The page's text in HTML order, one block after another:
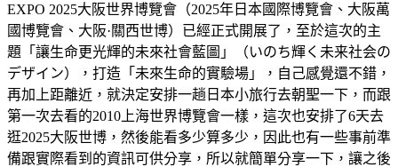
EXPO 2025大阪世界博覽會（2025年日本國際博覽會、大阪萬
國博覽會、大阪·關西世博）已經正式開展了，至於這次的主
題「讓生命更光輝的未來社會藍圖」（いのち輝く未来社会の
デザイン），打造「未來生命的實驗場」，自己感覺還不錯，
再加上距離近，就決定安排一趟日本小旅行去朝聖一下，而跟
第一次去看的2010上海世界博覽會一樣，這次也安排了6天去
逛2025大阪世博，然後能看多少算多少，因此也有一些事前準
備跟實際看到的資訊可供分享，所以就簡單分享一下，讓之後